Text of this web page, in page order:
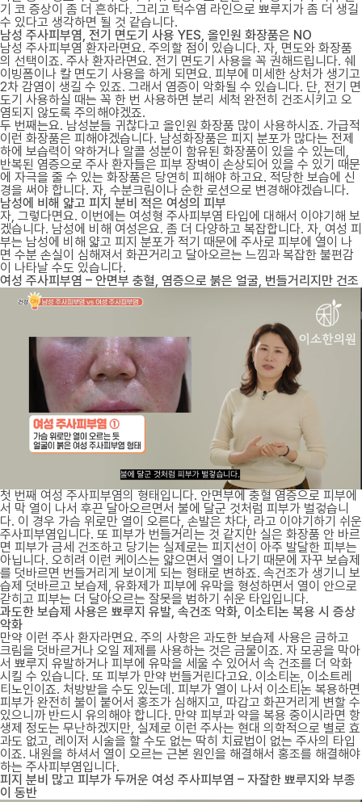
기 코 증상이 좀 더 흔하다. 그리고 턱수염 라인으로 뾰루지가 좀 더 생길
수 있다고 생각하면 될 것 같습니다.
남성 주사피부염, 전기 면도기 사용 YES, 올인원 화장품은 NO
남성 주사피부염 환자라면요. 주의할 점이 있습니다. 자, 면도와 화장품
의 선택이죠. 주사 환자라면요. 전기 면도기 사용을 꼭 권해드립니다. 쉐
이빙폼이나 칼 면도기 사용을 하게 되면요. 피부에 미세한 상처가 생기고
2차 감염이 생길 수 있죠. 그래서 염증이 악화될 수 있습니다. 단, 전기 면
도기 사용하실 때는 꼭 한 번 사용하면 분리 세척 완전히 건조시키고 오
염되지 않도록 주의해야겠죠.
두 번째는요. 남성분들 귀찮다고 올인원 화장품 많이 사용하시죠. 가급적
이런 화장품은 피해야겠습니다. 남성화장품은 피지 분포가 많다는 전제
하에 보습력이 약하거나 알콜 성분이 함유된 화장품이 있을 수 있는데,
반복된 염증으로 주사 환자들은 피부 장벽이 손상되어 있을 수 있기 때문
에 자극을 줄 수 있는 화장품은 당연히 피해야 하고요. 적당한 보습에 신
경을 써야 합니다. 자, 수분크림이나 순한 로션으로 변경해야겠습니다.
남성에 비해 얇고 피지 분비 적은 여성의 피부
자, 그렇다면요. 이번에는 여성형 주사피부염 타입에 대해서 이야기해 보
겠습니다. 남성에 비해 여성은요. 좀 더 다양하고 복잡합니다. 자, 여성 피
부는 남성에 비해 얇고 피지 분포가 적기 때문에 주사로 피부에 열이 나
면 수분 손실이 심해져서 화끈거리고 달아오르는 느낌과 복잡한 불편감
이 나타날 수도 있습니다.
여성 주사피부염 – 안면부 충혈, 염증으로 붉은 얼굴, 번들거리지만 건조
첫 번째 여성 주사피부염의 형태입니다. 안면부에 충혈 염증으로 피부에
서 막 열이 나서 후끈 달아오르면서 불에 달군 것처럼 피부가 벌겋습니
다. 이 경우 가슴 위로만 열이 오른다, 손발은 차다, 라고 이야기하기 쉬운
주사피부염입니다. 또 피부가 번들거리는 것 같지만 실은 화장품 안 바르
면 피부가 금세 건조하고 당기는 실제로는 피지선이 아주 발달한 피부는
아닙니다. 오히려 이런 케이스는 얇으면서 열이 나기 때문에 자꾸 보습제
를 덧바르면 번들거리게 보이게 되는 형태로 변하죠. 속건조가 생기니 보
습제 덧바르고 보습제, 유화제가 피부에 유막을 형성하면서 열이 안으로
갇히고 피부는 더 달아오르는 잘못을 범하기 쉬운 타입입니다.
과도한 보습제 사용은 뾰루지 유발, 속건조 악화, 이소티논 복용 시 증상
악화
만약 이런 주사 환자라면요. 주의 사항은 과도한 보습제 사용은 금하고
크림을 덧바르거나 오일 제제를 사용하는 것은 금물이죠. 자 모공을 막아
서 뾰루지 유발하거나 피부에 유막을 세울 수 있어서 속 건조를 더 악화
시킬 수 있습니다. 또 피부가 만약 번들거린다고요. 이소티논, 이소트레
티노인이죠. 처방받을 수도 있는데. 피부가 열이 나서 이소티논 복용하면
피부가 완전히 불이 붙어서 홍조가 심해지고, 따갑고 화끈거리게 변할 수
있으니까 반드시 유의해야 합니다. 만약 피부과 약을 복용 중이시라면 항
생제 정도는 무난하겠지만, 실제로 이런 주사는 현대 의학적으로 별로 효
과도 없고, 레이저 시술을 할 수도 없는 딱히 치료법이 없는 주사의 타입
이죠. 내원을 하셔서 열이 오르는 근본 원인을 해결해서 홍조를 해결해야
하는 주사피부염입니다.
피지 분비 많고 피부가 두꺼운 여성 주사피부염 – 자잘한 뾰루지와 부종
이 동반